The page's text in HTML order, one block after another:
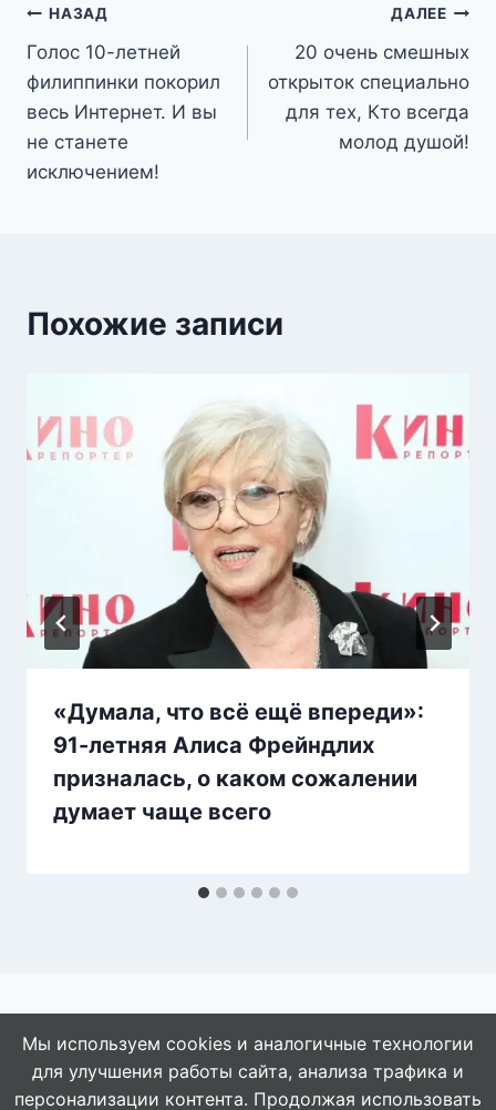
Навигация
по
записям
НАЗАД
Голос 10-летней
филиппинки покорил
весь Интернет. И вы
не станете
исключением!
ДАЛЕЕ
20 очень смешных
открыток специально
для тех, Кто всегда
молод душой!
Похожие записи
«Думала, что всё ещё впереди»:
91-летняя Алиса Фрейндлих
призналась, о каком сожалении
думает чаще всего
© 2026 АбАлдеть!
Мы используем cookies и аналогичные технологии
для улучшения работы сайта, анализа трафика и
персонализации контента. Продолжая использовать